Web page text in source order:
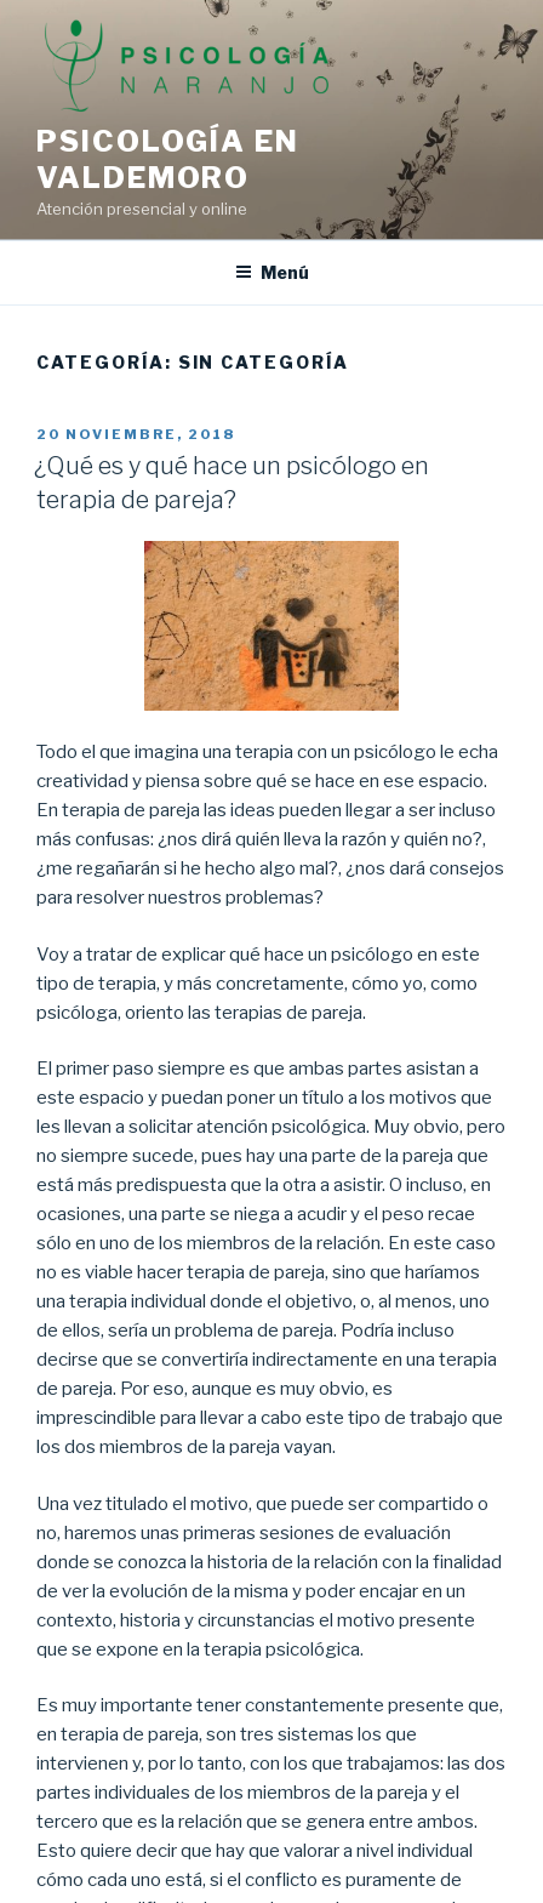
contenido
PSICOLOGÍA EN
VALDEMORO
Atención presencial y online
Menú
CATEGORÍA: SIN CATEGORÍA
PUBLICADO
EL
20 NOVIEMBRE, 2018
¿Qué es y qué hace un psicólogo en
terapia de pareja?
Todo el que imagina una terapia con un psicólogo le echa
creatividad y piensa sobre qué se hace en ese espacio.
En terapia de pareja las ideas pueden llegar a ser incluso
más confusas: ¿nos dirá quién lleva la razón y quién no?,
¿me regañarán si he hecho algo mal?, ¿nos dará consejos
para resolver nuestros problemas?
Voy a tratar de explicar qué hace un psicólogo en este
tipo de terapia, y más concretamente, cómo yo, como
psicóloga, oriento las terapias de pareja.
El primer paso siempre es que ambas partes asistan a
este espacio y puedan poner un título a los motivos que
les llevan a solicitar atención psicológica. Muy obvio, pero
no siempre sucede, pues hay una parte de la pareja que
está más predispuesta que la otra a asistir. O incluso, en
ocasiones, una parte se niega a acudir y el peso recae
sólo en uno de los miembros de la relación. En este caso
no es viable hacer terapia de pareja, sino que haríamos
una terapia individual donde el objetivo, o, al menos, uno
de ellos, sería un problema de pareja. Podría incluso
decirse que se convertiría indirectamente en una terapia
de pareja. Por eso, aunque es muy obvio, es
imprescindible para llevar a cabo este tipo de trabajo que
los dos miembros de la pareja vayan.
Una vez titulado el motivo, que puede ser compartido o
no, haremos unas primeras sesiones de evaluación
donde se conozca la historia de la relación con la finalidad
de ver la evolución de la misma y poder encajar en un
contexto, historia y circunstancias el motivo presente
que se expone en la terapia psicológica.
Es muy importante tener constantemente presente que,
en terapia de pareja, son tres sistemas los que
intervienen y, por lo tanto, con los que trabajamos: las dos
partes individuales de los miembros de la pareja y el
tercero que es la relación que se genera entre ambos.
Esto quiere decir que hay que valorar a nivel individual
cómo cada uno está, si el conflicto es puramente de